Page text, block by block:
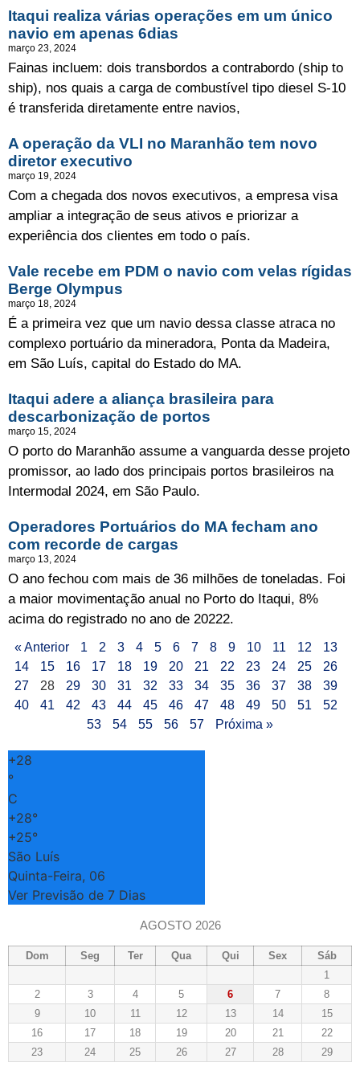
+28
°
C
+28°
+25°
São Luís
Quinta-Feira, 06
Ver Previsão de 7 Dias
AGOSTO 2026
Dom Seg Ter Qua Qui Sex
Sáb
1
2
3 4 5 6 7
8
9
10 11 12 13 14
15
16
17 18 19 20 21
22
23
24 25 26 27 28 29
Itaqui realiza várias operações em um único
navio em apenas 6dias
março 23, 2024
Fainas incluem: dois transbordos a contrabordo (ship to
ship), nos quais a carga de combustível tipo diesel S-10
é transferida diretamente entre navios,
A operação da VLI no Maranhão tem novo
diretor executivo
março 19, 2024
Com a chegada dos novos executivos, a empresa visa
ampliar a integração de seus ativos e priorizar a
experiência dos clientes em todo o país.
Vale recebe em PDM o navio com velas rígidas
Berge Olympus
março 18, 2024
É a primeira vez que um navio dessa classe atraca no
complexo portuário da mineradora, Ponta da Madeira,
em São Luís, capital do Estado do MA.
Itaqui adere a aliança brasileira para
descarbonização de portos
março 15, 2024
O porto do Maranhão assume a vanguarda desse projeto
promissor, ao lado dos principais portos brasileiros na
Intermodal 2024, em São Paulo.
Operadores Portuários do MA fecham ano
com recorde de cargas
março 13, 2024
O ano fechou com mais de 36 milhões de toneladas. Foi
a maior movimentação anual no Porto do Itaqui, 8%
acima do registrado no ano de 20222.
« Anterior 1 2 3 4 5 6 7 8 9 10 11 12
13
14
15 16 17 18 19 20 21 22 23 24 25
26
27
28 29 30 31 32 33 34 35 36 37 38
39
40
41 42 43 44 45 46 47 48 49 50 51
52
53
54 55 56 57 Próxima »